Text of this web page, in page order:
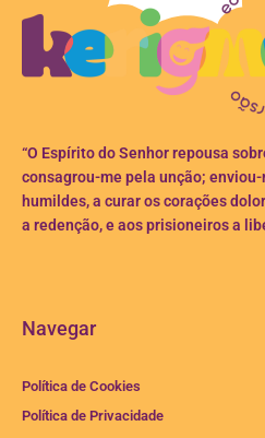
“O Espírito do Senhor repousa
consagrou-me pela unção;
humildes, a curar os corações
a redenção, e aos prisioneiros a
Navegar
Política de Cookies
Política de Privacidade